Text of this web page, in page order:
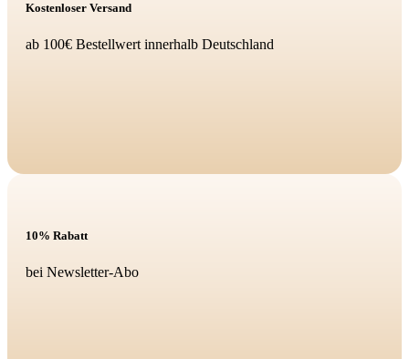
Kostenloser Versand
ab 100€ Bestellwert innerhalb Deutschland
10% Rabatt
bei Newsletter-Abo